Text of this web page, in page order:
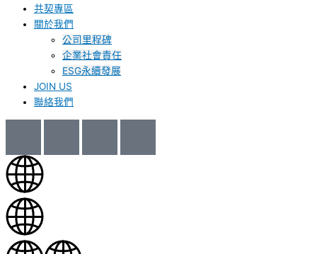
共契專區
關於我們
公司里程碑
企業社會責任
ESG永續發展
JOIN US
聯絡我們